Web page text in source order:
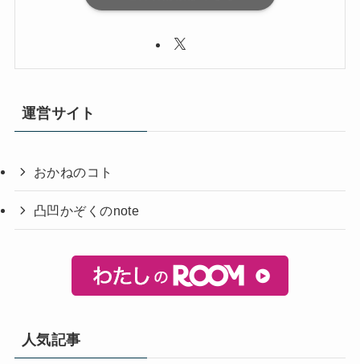
運営サイト
おかねのコト
凸凹かぞくのnote
人気記事